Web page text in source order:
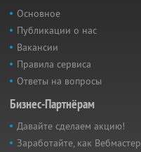
Основное
Публикации о нас
Вакансии
Правила сервиса
Ответы на вопросы
Бизнес-Партнёрам
Давайте сделаем акцию!
Заработайте, как Вебмастер